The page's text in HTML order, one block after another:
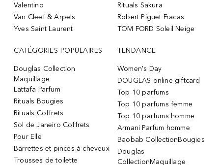
Valentino
Van Cleef & Arpels
Yves Saint Laurent
Rituals Sakura
Robert Piguet Fracas
TOM FORD Soleil Neige
CATÉGORIES POPULAIRES
Douglas Collection
Maquillage
Lattafa Parfum
Rituals Bougies
Rituals Coffrets
Sol de Janeiro Coffrets
Pour Elle
Barrettes et pinces à cheveux
Trousses de toilette
TENDANCE
Women's Day
DOUGLAS online giftcard
Top 10 parfums
Top 10 parfums femme
Top 10 parfums homme
Armani Parfum homme
Baobab CollectionBougies
Douglas
CollectionMaquillage